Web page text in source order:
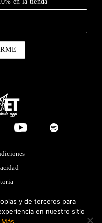
en la tienda
y de terceros para
en nuestro sitio